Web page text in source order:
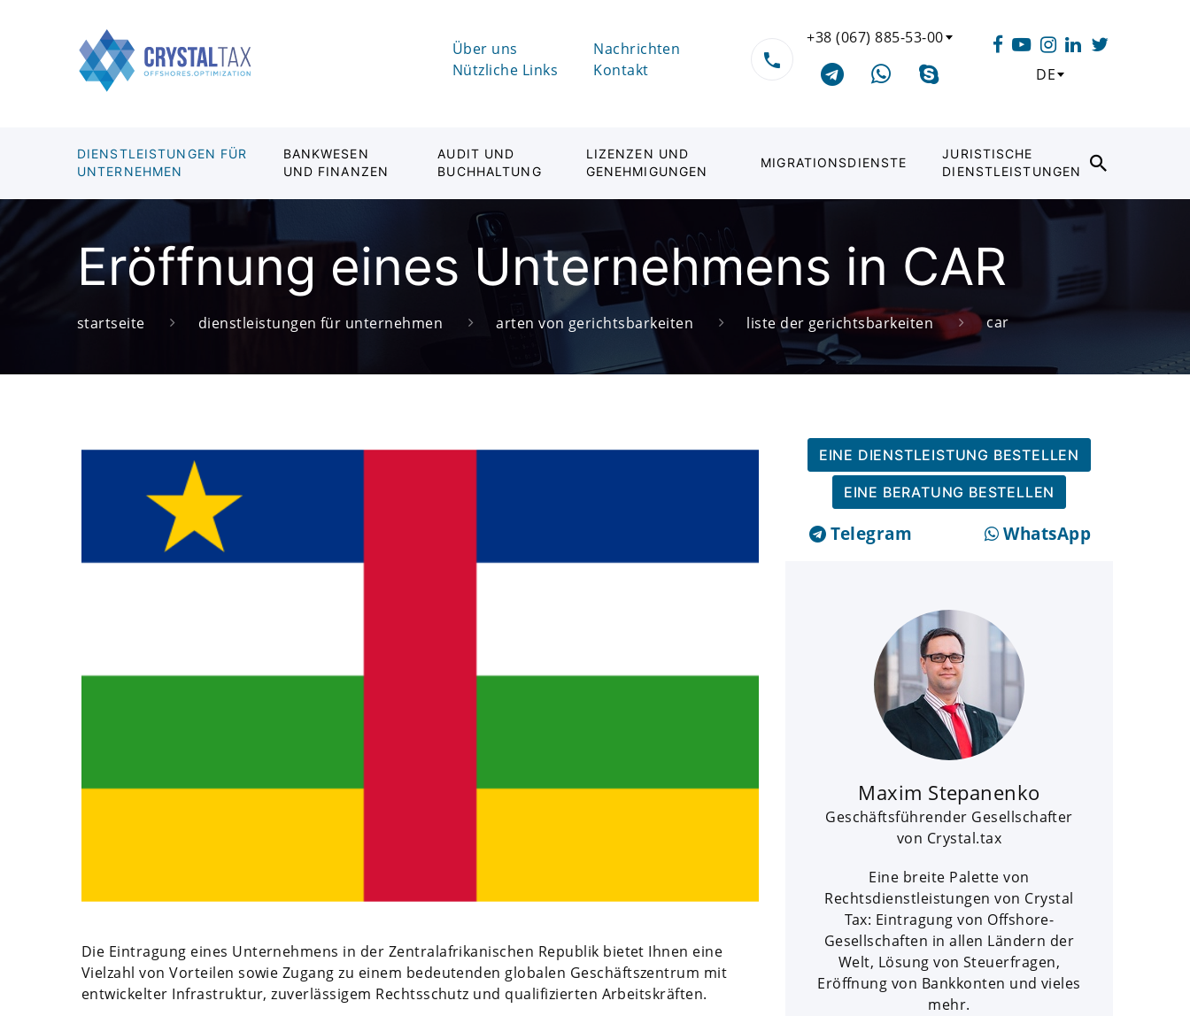
Über uns
Nützliche Links
Nachrichten
Kontakt
+38 (067) 885-53-00
DE
DIENSTLEISTUNGEN FÜR
UNTERNEHMEN
BANKWESEN
UND FINANZEN
AUDIT UND
BUCHHALTUNG
LIZENZEN UND
GENEHMIGUNGEN
MIGRATIONSDIENSTE
JURISTISCHE
DIENSTLEISTUNGEN
Eröffnung eines Unternehmens in CAR
startseite dienstleistungen für unternehmen arten von gerichtsbarkeiten liste der gerichtsbarkeiten car
Die Eintragung eines Unternehmens in der Zentralafrikanischen Republik bietet Ihnen eine
Vielzahl von Vorteilen sowie Zugang zu einem bedeutenden globalen Geschäftszentrum mit
entwickelter Infrastruktur, zuverlässigem Rechtsschutz und qualifizierten Arbeitskräften.
EINE DIENSTLEISTUNG BESTELLEN
EINE BERATUNG BESTELLEN
Telegram WhatsApp
Maxim Stepanenko
Geschäftsführender Gesellschafter
von Crystal.tax
Eine breite Palette von
Rechtsdienstleistungen von Crystal
Tax: Eintragung von Offshore-
Gesellschaften in allen Ländern der
Welt, Lösung von Steuerfragen,
Eröffnung von Bankkonten und vieles
mehr.